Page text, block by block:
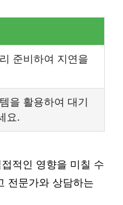
준비하여 지연을
을 활용하여 대기
요.
적인 영향을 미칠 수
전문가와 상담하는